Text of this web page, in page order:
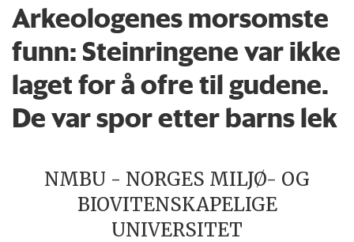
Arkeologenes morsomste
funn: Steinringene var ikke
laget for å ofre til gudene.
De var spor etter barns lek
NMBU - NORGES MILJØ- OG
BIOVITENSKAPELIGE
UNIVERSITET